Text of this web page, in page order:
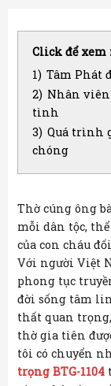
Click để
1) Tâm Phát
2) Nhân
tình
3) Quá trình
chóng
Thờ cúng ông
mỗi dân tộc,
của con cháu
Với người Việt
phong tục
đời sống tâm
thất quan
thờ gia tiên
tôi có chuyển
trọng BTG-1104